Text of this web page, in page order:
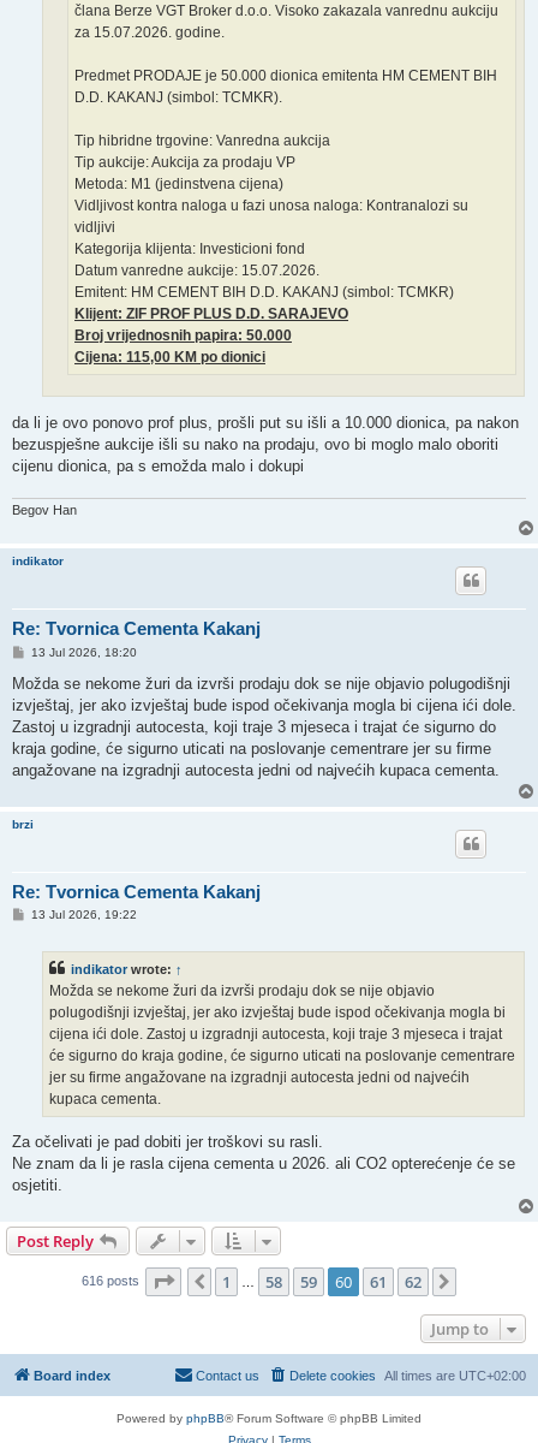
člana Berze VGT Broker d.o.o. Visoko zakazala vanrednu aukciju
za 15.07.2026. godine.
Predmet PRODAJE je 50.000 dionica emitenta HM CEMENT BIH
D.D. KAKANJ (simbol: TCMKR).
Tip hibridne trgovine: Vanredna aukcija
Tip aukcije: Aukcija za prodaju VP
Metoda: M1 (jedinstvena cijena)
Vidljivost kontra naloga u fazi unosa naloga: Kontranalozi su
vidljivi
Kategorija klijenta: Investicioni fond
Datum vanredne aukcije: 15.07.2026.
Emitent: HM CEMENT BIH D.D. KAKANJ (simbol: TCMKR)
Klijent: ZIF PROF PLUS D.D. SARAJEVO
Broj vrijednosnih papira: 50.000
Cijena: 115,00 KM po dionici
da li je ovo ponovo prof plus, prošli put su išli a 10.000 dionica, pa nakon
bezuspješne aukcije išli su nako na prodaju, ovo bi moglo malo oboriti
cijenu dionica, pa s emožda malo i dokupi
Begov Han
indikator
Re: Tvornica Cementa Kakanj
P
s
13 Jul 2026, 18:20
Možda se nekome žuri da izvrši prodaju dok se nije objavio polugodišnji
izvještaj, jer ako izvještaj bude ispod očekivanja mogla bi cijena ići dole.
Zastoj u izgradnji autocesta, koji traje 3 mjeseca i trajat će sigurno do
kraja godine, će sigurno uticati na poslovanje cementrare jer su firme
angažovane na izgradnji autocesta jedni od najvećih kupaca cementa.
brzi
Re: Tvornica Cementa Kakanj
P13 Jul 2026, 19:22
indikator wrote: ↑
Možda se nekome žuri da izvrši prodaju dok se nije objavio
polugodišnji izvještaj, jer ako izvještaj bude ispod očekivanja mogla bi
cijena ići dole. Zastoj u izgradnji autocesta, koji traje 3 mjeseca i trajat
će sigurno do kraja godine, će sigurno uticati na poslovanje cementrare
jer su firme angažovane na izgradnji autocesta jedni od najvećih
kupaca cementa.
Za očelivati je pad dobiti jer troškovi su rasli.
Ne znam da li je rasla cijena cementa u 2026. ali CO2 opterećenje će se
osjetiti.
Post Reply
616 posts Page 60 of 62
Previous
1 58 59 60 61 62
Jump to
Board index All times are UTC+02:00
Delete cookies
Contact us
Powered by phpBB® Forum Software © phpBB Limited
Privacy| Terms